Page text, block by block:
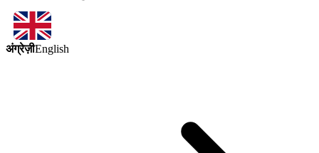
अंग्रेज़ीEnglish